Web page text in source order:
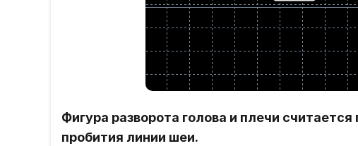
Фигура разворота голова и плечи
пробития линии шеи.